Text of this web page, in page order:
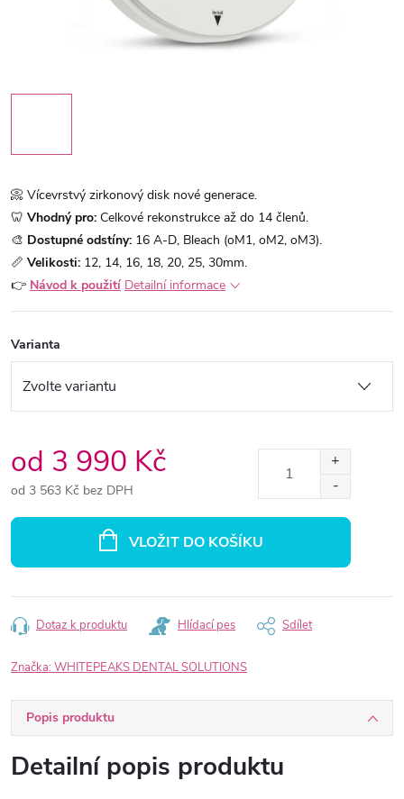
📀 Vícevrstvý zirkonový disk nové generace.
🦷 Vhodný pro: Celkové rekonstrukce až do 14 členů.
🎨 Dostupné odstíny: 16 A-D, Bleach (oM1, oM2, oM3).
📏 Velikosti: 12, 14, 16, 18, 20, 25, 30mm.
👉 Návod k použití Detailní informace
Varianta
od 3 990 Kč
od 3 563 Kč bez DPH
VLOŽIT DO KOŠÍKU
Dotaz k produktu Hlídací pes Sdílet
Značka: WHITEPEAKS DENTAL SOLUTIONS
Popis produktu
Detailní popis produktu